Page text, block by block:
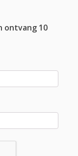
ontvang 10